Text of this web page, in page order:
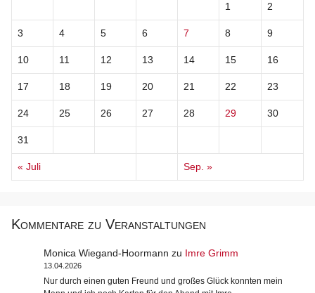
1 2
3 4 5 6 7 8 9
10 11 12 13 14 15 16
17 18 19 20 21 22 23
24 25 26 27 28 29 30
31
« Juli Sep. »
Kommentare zu Veranstaltungen
Monica Wiegand-Hoormann zu Imre Grimm
13.04.2026
Nur durch einen guten Freund und großes Glück konnten mein